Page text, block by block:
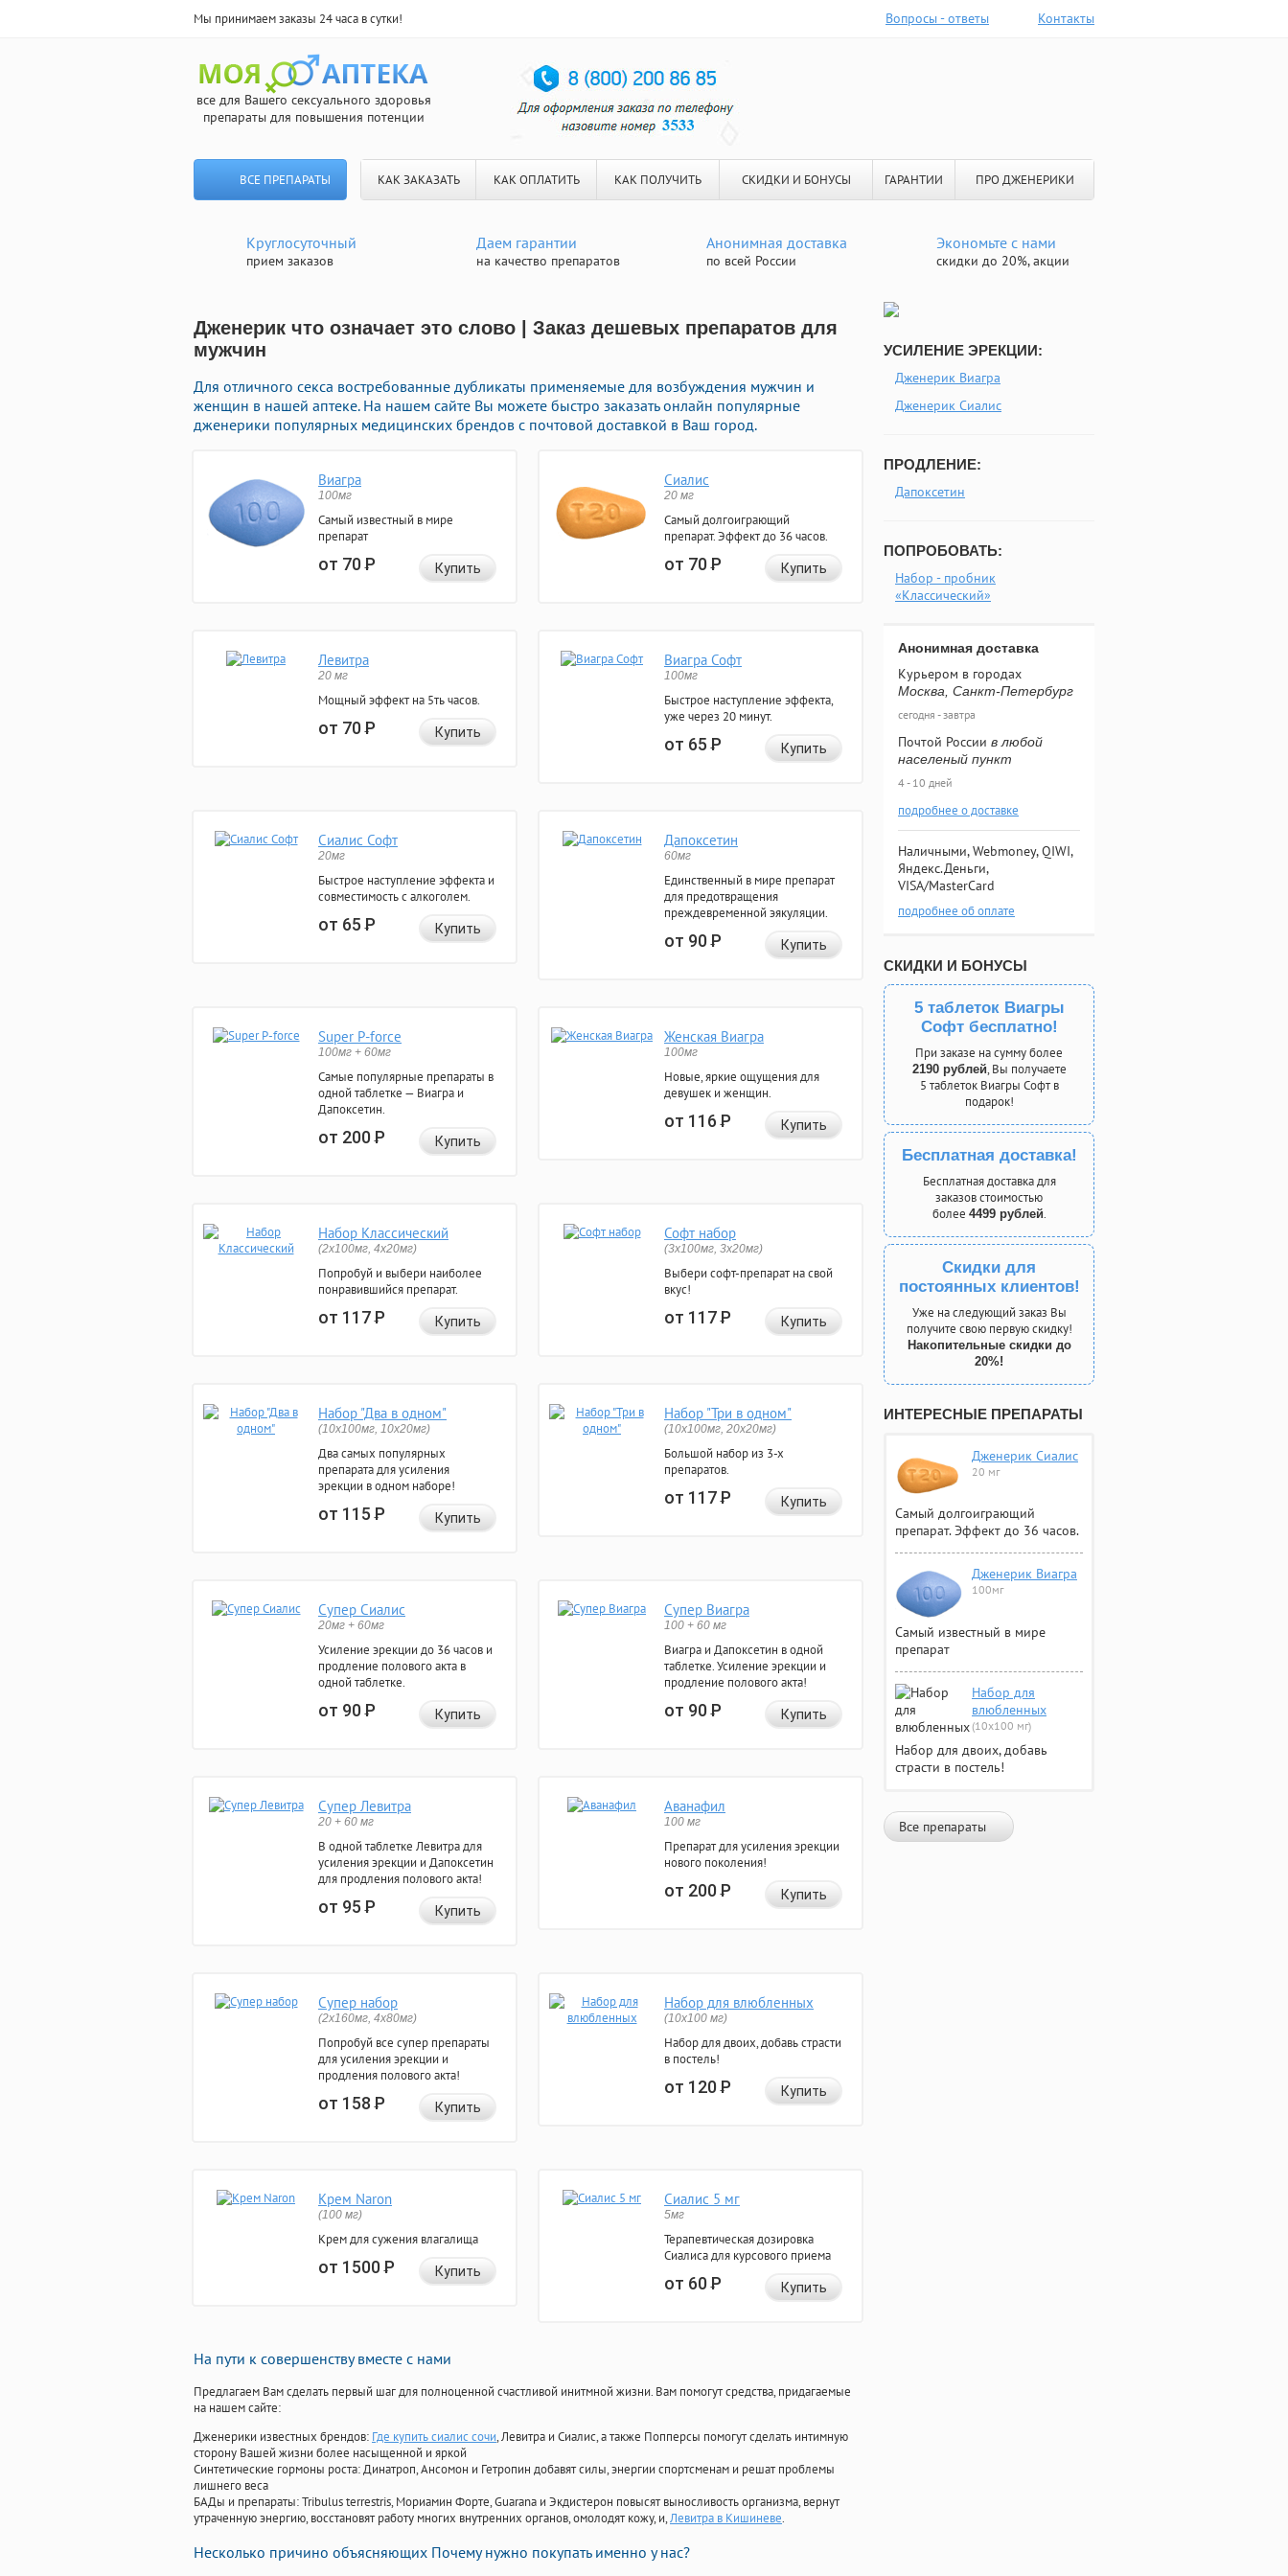
Мы принимаем заказы 24 часа в сутки! Вопросы - ответы Контакты
все для Вашего сексуального здоровья
препараты для повышения потенции
ВСЕ ПРЕПАРАТЫ КАК ЗАКАЗАТЬ КАК ОПЛАТИТЬ КАК ПОЛУЧИТЬ СКИДКИ И БОНУСЫ ГАРАНТИИ ПРО ДЖЕНЕРИКИ
Круглосуточный
прием заказов
Даем гарантии
на качество препаратов
Анонимная доставка
по всей России
Экономьте с нами
скидки до 20%, акции
Дженерик что означает это слово | Заказ дешевых препаратов для
мужчин
Для отличного секса востребованные дубликаты применяемые для возбуждения мужчин и
женщин в нашей аптеке. На нашем сайте Вы можете быстро заказать онлайн популярные
дженерики популярных медицинских брендов с почтовой доставкой в Ваш город.
Виагра
100мг
Самый известный в мире
препарат
от 70Р Купить
Сиалис
20 мг
Самый долгоиграющий
препарат. Эффект до 36 часов.
от 70Р Купить
Левитра
20 мг
Мощный эффект на 5ть часов.
от 70Р Купить
Виагра Софт
100мг
Быстрое наступление эффекта,
уже через 20 минут.
от 65Р Купить
Сиалис Софт
20мг
Быстрое наступление эффекта и
совместимость с алкоголем.
от 65Р Купить
Дапоксетин
60мг
Единственный в мире препарат
для предотвращения
преждевременной эякуляции.
от 90Р Купить
Super P-force
100мг + 60мг
Самые популярные препараты в
одной таблетке — Виагра и
Дапоксетин.
от 200Р Купить
Женская Виагра
100мг
Новые, яркие ощущения для
девушек и женщин.
от 116Р Купить
Набор Классический
(2x100мг, 4x20мг)
Попробуй и выбери наиболее
понравившийся препарат.
от 117Р Купить
Софт набор
(3x100мг, 3x20мг)
Выбери софт-препарат на свой
вкус!
от 117Р Купить
Набор "Два в одном"
(10x100мг, 10x20мг)
Два самых популярных
препарата для усиления
эрекции в одном наборе!
от 115Р Купить
Набор "Три в одном"
(10x100мг, 20x20мг)
Большой набор из 3-х
препаратов.
от 117Р Купить
Супер Сиалис
20мг + 60мг
Усиление эрекции до 36 часов и
продление полового акта в
одной таблетке.
от 90Р Купить
Супер Виагра
100 + 60 мг
Виагра и Дапоксетин в одной
таблетке. Усиление эрекции и
продление полового акта!
от 90Р Купить
Супер Левитра
20 + 60 мг
В одной таблетке Левитра для
усиления эрекции и Дапоксетин
для продления полового акта!
от 95Р Купить
Аванафил
100 мг
Препарат для усиления эрекции
нового поколения!
от 200Р Купить
Супер набор
(2х160мг, 4х80мг)
Попробуй все супер препараты
для усиления эрекции и
продления полового акта!
от 158Р Купить
Набор для влюбленных
(10х100 мг)
Набор для двоих, добавь страсти
в постель!
от 120Р Купить
Крем Naron
(100 мг)
Крем для сужения влагалища
от 1500Р Купить
Сиалис 5 мг
5мг
Терапевтическая дозировка
Сиалиса для курсового приема
от 60Р Купить
На пути к совершенству вместе с нами
Предлагаем Вам сделать первый шаг для полноценной счастливой инитмной жизни. Вам помогут средства, придагаемые
на нашем сайте:
Дженерики известных брендов: Где купить сиалис сочи, Левитра и Сиалис, а также Попперсы помогут сделать интимную
сторону Вашей жизни более насыщенной и яркой
Синтетические гормоны роста: Динатроп, Ансомон и Гетропин добавят силы, энергии спортсменам и решат проблемы
лишнего веса
БАДы и препараты:Tribulus terrestris, Мориамин Форте, Guarana и Экдистерон повысят выносливость организма, вернут
утраченную энергию, восстановят работу многих внутренних органов, омолодят кожу, и,Левитра в Кишиневе.
Несколько причино объясняющих Почему нужно покупать именно у нас?
УСИЛЕНИЕ ЭРЕКЦИИ:
Дженерик Виагра
Дженерик Сиалис
ПРОДЛЕНИЕ:
Дапоксетин
ПОПРОБОВАТЬ:
Набор - пробник
«Классический»
Анонимная доставка
Курьером в городах
Москва, Санкт-Петербург
сегодня - завтра
Почтой России в любой
населеный пункт
4 - 10 дней
подробнее о доставке
Наличными, Webmoney, QIWI,
Яндекс.Деньги,
VISA/MasterCard
подробнее об оплате
СКИДКИ И БОНУСЫ
5 таблеток Виагры
Софт бесплатно!
При заказе на сумму более
2190 рублей, Вы получаете
5 таблеток Виагры Софт в
подарок!
Бесплатная доставка!
Бесплатная доставка для
заказов стоимостью
более 4499 рублей.
Скидки для
постоянных клиентов!
Уже на следующий заказ Вы
получите свою первую скидку!
Накопительные скидки до
20%!
ИНТЕРЕСНЫЕ ПРЕПАРАТЫ
Дженерик Сиалис
20 мг
Самый долгоиграющий
препарат. Эффект до 36 часов.
Дженерик Виагра
100мг
Самый известный в мире
препарат
Набор для
влюбленных
(10х100 мг)
Набор для двоих, добавь
страсти в постель!
Все препараты